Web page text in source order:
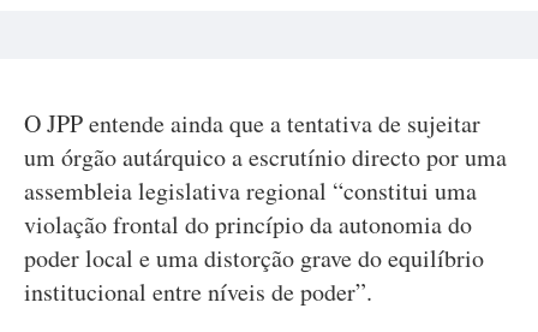
O JPP entende ainda que a tentativa de sujeitar
um órgão autárquico a escrutínio directo por uma
assembleia legislativa regional “constitui uma
violação frontal do princípio da autonomia do
poder local e uma distorção grave do equilíbrio
institucional entre níveis de poder”.